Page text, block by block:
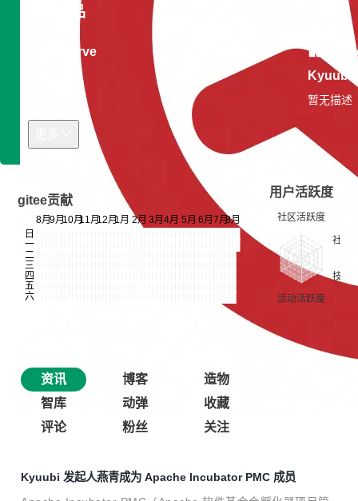
开源作品
Curve
Kyuubi
暂无描述
gitee贡献
用户活跃度
资讯 博客
造物
智库
动弹
收藏
评论
粉丝 关注
Kyuubi 发起人燕青成为 Apache Incubator PMC 成员